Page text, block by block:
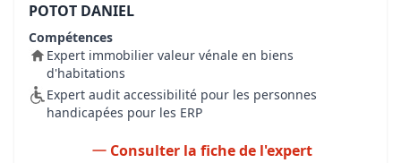
POTOT DANIEL
Compétences
Expert immobilier valeur vénale en biens
d'habitations
Expert audit accessibilité pour les personnes
handicapées pour les ERP
Consulter la fiche de l'expert